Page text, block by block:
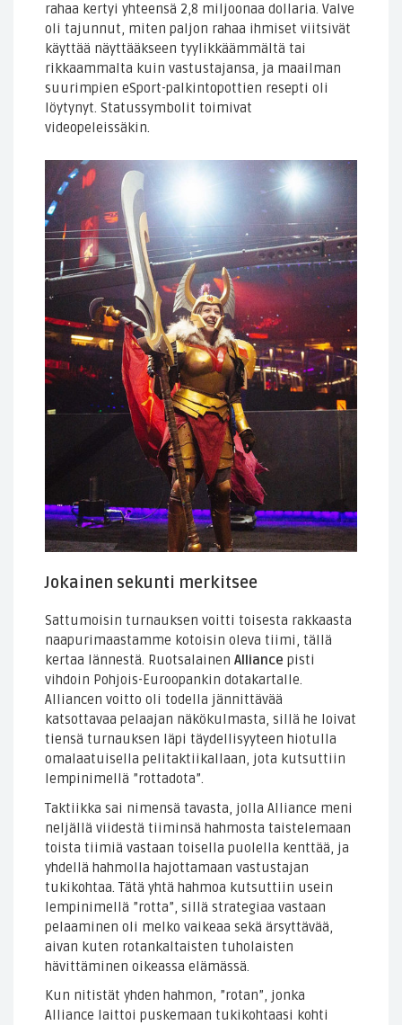
rahaa kertyi yhteensä 2,8 miljoonaa dollaria. Valve
oli tajunnut, miten paljon rahaa ihmiset viitsivät
käyttää näyttääkseen tyylikkäämmältä tai
rikkaammalta kuin vastustajansa, ja maailman
suurimpien eSport-palkintopottien resepti oli
löytynyt. Statussymbolit toimivat
videopeleissäkin.
Jokainen sekunti merkitsee
Sattumoisin turnauksen voitti toisesta rakkaasta
naapurimaastamme kotoisin oleva tiimi, tällä
kertaa lännestä. Ruotsalainen Alliance pisti
vihdoin Pohjois-Euroopankin dotakartalle.
Alliancen voitto oli todella jännittävää
katsottavaa pelaajan näkökulmasta, sillä he loivat
tiensä turnauksen läpi täydellisyyteen hiotulla
omalaatuisella pelitaktiikallaan, jota kutsuttiin
lempinimellä ”rottadota”.
Taktiikka sai nimensä tavasta, jolla Alliance meni
neljällä viidestä tiiminsä hahmosta taistelemaan
toista tiimiä vastaan toisella puolella kenttää, ja
yhdellä hahmolla hajottamaan vastustajan
tukikohtaa. Tätä yhtä hahmoa kutsuttiin usein
lempinimellä ”rotta”, sillä strategiaa vastaan
pelaaminen oli melko vaikeaa sekä ärsyttävää,
aivan kuten rotankaltaisten tuholaisten
hävittäminen oikeassa elämässä.
Kun nitistät yhden hahmon, ”rotan”, jonka
Alliance laittoi puskemaan tukikohtaasi kohti